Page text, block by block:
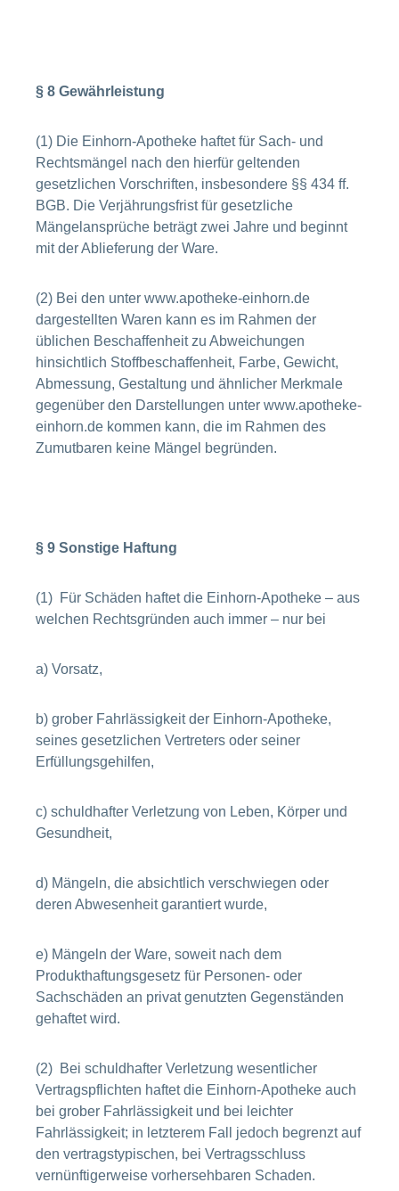
§ 8 Gewährleistung
(1) Die Einhorn-Apotheke haftet für Sach- und
Rechtsmängel nach den hierfür geltenden
gesetzlichen Vorschriften, insbesondere §§ 434 ff.
BGB. Die Verjährungsfrist für gesetzliche
Mängelansprüche beträgt zwei Jahre und beginnt
mit der Ablieferung der Ware.
(2) Bei den unter www.apotheke-einhorn.de
dargestellten Waren kann es im Rahmen der
üblichen Beschaffenheit zu Abweichungen
hinsichtlich Stoffbeschaffenheit, Farbe, Gewicht,
Abmessung, Gestaltung und ähnlicher Merkmale
gegenüber den Darstellungen unter www.apotheke-
einhorn.de kommen kann, die im Rahmen des
Zumutbaren keine Mängel begründen.
§ 9 Sonstige Haftung
(1) Für Schäden haftet die Einhorn-Apotheke – aus
welchen Rechtsgründen auch immer – nur bei
a) Vorsatz,
b) grober Fahrlässigkeit der Einhorn-Apotheke,
seines gesetzlichen Vertreters oder seiner
Erfüllungsgehilfen,
c) schuldhafter Verletzung von Leben, Körper und
Gesundheit,
d) Mängeln, die absichtlich verschwiegen oder
deren Abwesenheit garantiert wurde,
e) Mängeln der Ware, soweit nach dem
Produkthaftungsgesetz für Personen- oder
Sachschäden an privat genutzten Gegenständen
gehaftet wird.
(2) Bei schuldhafter Verletzung wesentlicher
Vertragspflichten haftet die Einhorn-Apotheke auch
bei grober Fahrlässigkeit und bei leichter
Fahrlässigkeit; in letzterem Fall jedoch begrenzt auf
den vertragstypischen, bei Vertragsschluss
vernünftigerweise vorhersehbaren Schaden.